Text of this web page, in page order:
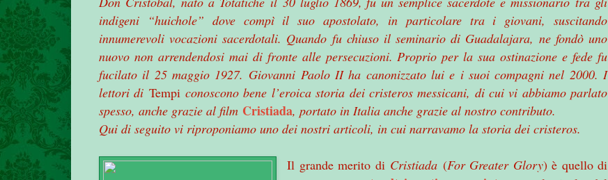
indigeni “huichole” dove compì il suo apostolato, in particolare tra i giovani, suscitando
innumerevoli vocazioni sacerdotali. Quando fu chiuso il seminario di Guadalajara, ne fondò uno
nuovo non arrendendosi mai di fronte alle persecuzioni. Proprio per la sua ostinazione e fede fu
fucilato il 25 maggio 1927. Giovanni Paolo II ha canonizzato lui e i suoi compagni nel 2000. I
lettori di Tempi conoscono bene l’eroica storia dei cristeros messicani, di cui vi abbiamo parlato
spesso, anche grazie al film Cristiada, portato in Italia anche grazie al nostro contributo.
Qui di seguito vi riproponiamo uno dei nostri articoli, in cui narravamo la storia dei cristeros.
Il grande merito di Cristiada (For Greater Glory) è quello di